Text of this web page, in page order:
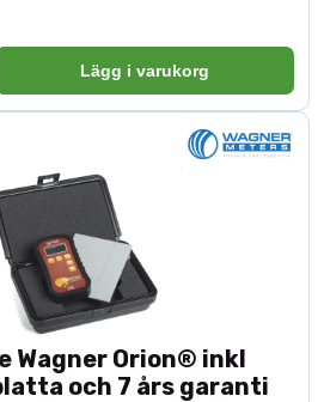
Lägg i varukorg
Wagner Orion® inkl
och 7 års garanti